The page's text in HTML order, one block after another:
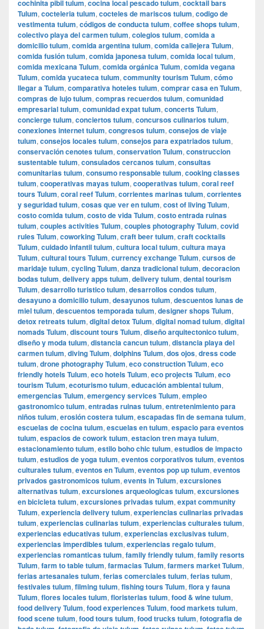
cochinita pibil tulum, cocina local pescado tulum, cocktail bars
Tulum, cocteleria tulum, cocteles de mariscos tulum, codigo de
vestimenta tulum, códigos de conducta tulum, coffee shops tulum,
colectivo playa del carmen tulum, colegios tulum, comida a
domicilio tulum, comida argentina tulum, comida callejera Tulum,
comida fusión tulum, comida japonesa tulum, comida local tulum,
comida mexicana Tulum, comida orgánica Tulum, comida vegana
Tulum, comida yucateca tulum, community tourism Tulum, cómo
llegar a Tulum, comparativa hoteles tulum, comprar casa en Tulum,
compras de lujo tulum, compras recuerdos tulum, comunidad
empresarial tulum, comunidad expat tulum, concerts Tulum,
concierge tulum, conciertos tulum, concursos culinarios tulum,
conexiones internet tulum, congresos tulum, consejos de viaje
tulum, consejos locales tulum, consejos para expatriados tulum,
conservación cenotes tulum, conservation Tulum, construccion
sustentable tulum, consulados cercanos tulum, consultas
comunitarias tulum, consumo responsable tulum, cooking classes
tulum, cooperativas mayas tulum, cooperativas tulum, coral reef
tours Tulum, coral reef Tulum, corrientes marinas tulum, corrientes
y seguridad tulum, cosas que ver en tulum, cost of living Tulum,
costo comida tulum, costo de vida Tulum, costo entrada ruinas
tulum, couples activities Tulum, couples photography Tulum, covid
rules Tulum, coworking Tulum, craft beer tulum, craft cocktails
Tulum, cuidado infantil tulum, cultura local tulum, cultura maya
Tulum, cultural tours Tulum, currency exchange Tulum, cursos de
maridaje tulum, cycling Tulum, danza tradicional tulum, decoracion
bodas tulum, delivery apps tulum, delivery tulum, dental tourism
Tulum, desarrollo turistico tulum, desarrollos condos tulum,
desayuno a domicilio tulum, desayunos tulum, descuentos lunas de
miel tulum, descuentos temporada tulum, designer shops Tulum,
detox retreats tulum, digital detox Tulum, digital nomad tulum, digital
nomads Tulum, discount tours Tulum, diseño arquitectonico tulum,
diseño y moda tulum, distancia cancun tulum, distancia playa del
carmen tulum, diving Tulum, dolphins Tulum, dos ojos, dress code
tulum, drone photography Tulum, eco construction Tulum, eco
friendly hotels Tulum, eco hotels Tulum, eco projects Tulum, eco
tourism Tulum, ecoturismo tulum, educación ambiental tulum,
emergencias Tulum, emergency services Tulum, empleo
gastronomico tulum, entradas ruinas tulum, entretenimiento para
niños tulum, erosión costera tulum, escapadas fin de semana tulum,
escuelas de cocina tulum, escuelas en tulum, espacio para eventos
tulum, espacios de cowork tulum, estacion tren maya tulum,
estacionamiento tulum, estilo boho chic tulum, estudios de impacto
tulum, estudios de yoga tulum, eventos corporativos tulum, eventos
culturales tulum, eventos en Tulum, eventos pop up tulum, eventos
privados gastronomicos tulum, events in Tulum, excursiones
alternativas tulum, excursiones arqueologicas tulum, excursiones
en bicicleta tulum, excursiones privadas tulum, expat community
Tulum, experiencia delivery tulum, experiencias culinarias privadas
tulum, experiencias culinarias tulum, experiencias culturales tulum,
experiencias educativas tulum, experiencias exclusivas tulum,
experiencias imperdibles tulum, experiencias regalo tulum,
experiencias romanticas tulum, family friendly tulum, family resorts
Tulum, farm to table tulum, farmacias Tulum, farmers market Tulum,
ferias artesanales tulum, ferias comerciales tulum, ferias tulum,
festivales tulum, filming tulum, fishing tours Tulum, flora y fauna
Tulum, flores locales tulum, floristerias tulum, food & wine tulum,
food delivery Tulum, food experiences Tulum, food markets tulum,
food scene tulum, food tours tulum, food trucks tulum, fotografia de